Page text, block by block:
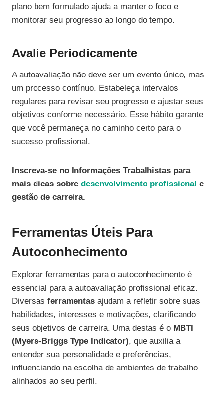
plano bem formulado ajuda a manter o foco e
monitorar seu progresso ao longo do tempo.
Avalie Periodicamente
A autoavaliação não deve ser um evento único, mas
um processo contínuo. Estabeleça intervalos
regulares para revisar seu progresso e ajustar seus
objetivos conforme necessário. Esse hábito garante
que você permaneça no caminho certo para o
sucesso profissional.
Inscreva-se no Informações Trabalhistas para
mais dicas sobre desenvolvimento profissional e
gestão de carreira.
Ferramentas Úteis Para
Autoconhecimento
Explorar ferramentas para o autoconhecimento é
essencial para a autoavaliação profissional eficaz.
Diversas ferramentas ajudam a refletir sobre suas
habilidades, interesses e motivações, clarificando
seus objetivos de carreira. Uma destas é o MBTI
(Myers-Briggs Type Indicator), que auxilia a
entender sua personalidade e preferências,
influenciando na escolha de ambientes de trabalho
alinhados ao seu perfil.